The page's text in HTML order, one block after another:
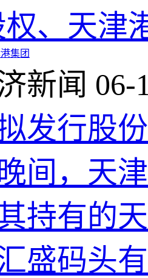
权、天津
集团
新闻 06-
发行股
间，天
持有的
盛码头